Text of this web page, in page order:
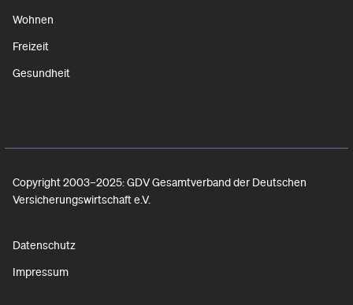
Wohnen
Freizeit
Gesundheit
Copyright 2003–2025: GDV Gesamtverband der Deutschen
Versicherungswirtschaft e.V.
Datenschutz
Impressum